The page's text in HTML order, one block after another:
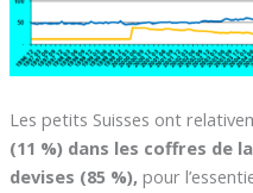
Les petits Suisses ont
(11 %) dans les coffres de
devises (85 %), pour